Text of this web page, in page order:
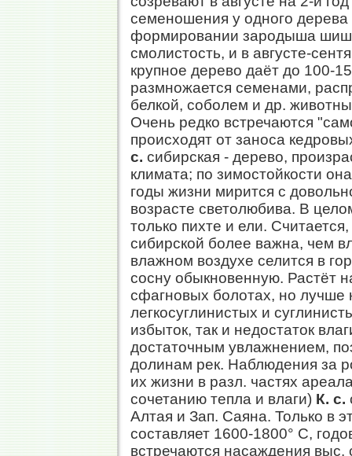
семеношения у одного
формировании зародыша
смолистость, и в августе-
крупное дерево даёт до 100-
размножается семенами,
белкой, соболем и др.
Очень редко встречаются
происходят от заноса
с. сибирская - дерево,
климата; по зимостойкости
годы жизни мирится с
возрасте светолюбива. В
только пихте и ели.
сибирской более важна, чем
влажном воздухе селится в
сосну обыкновенную. Растёт
сфагновых болотах, но лучше
легкосуглинистых и
избыток, так и недостаток
достаточным увлажнением,
долинам рек. Наблюдения за
их жизни в разл. частях
сочетанию тепла и влаги) К. с.
Алтая и Зап. Саяна. Только в
составляет 1600-1800° С,
встречаются насаждения